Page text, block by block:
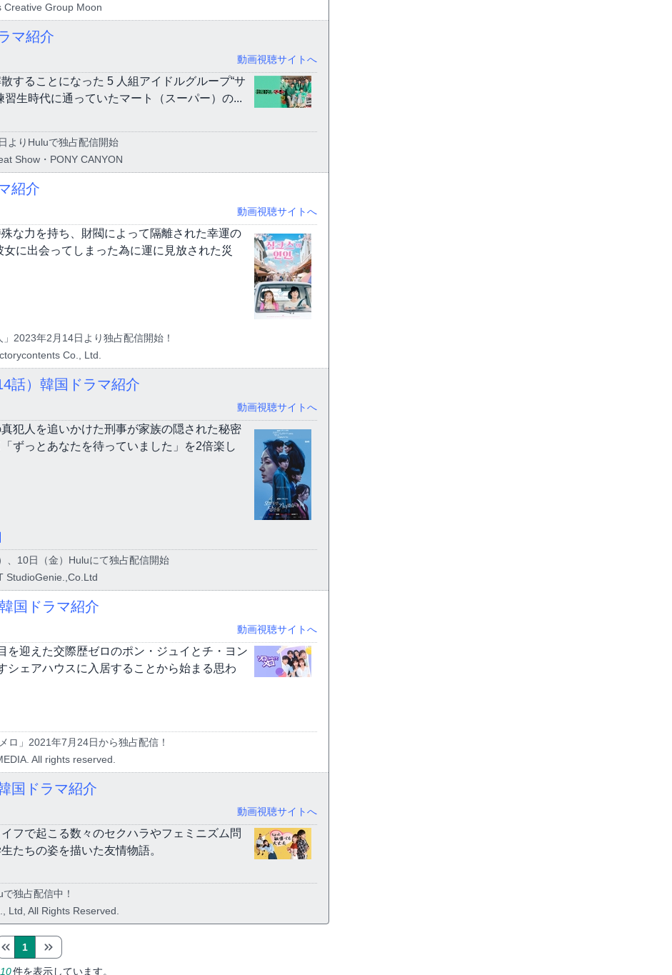
Creative Group Moon
マ紹介
動画視聴サイトへ
することになった 5 人組アイドルグループ“サ
生時代に通っていたマート（スーパー）の...
よりHuluで独占配信開始
Show・PONY CANYON
紹介
動画視聴サイトへ
な力を持ち、財閥によって隔離された幸運の
に出会ってしまった為に運に見放された災
2023年2月14日より独占配信開始！
Co., Ltd.
話）韓国ドラマ紹介
動画視聴サイトへ
犯人を追いかけた刑事が家族の隠された秘密
ずっとあなたを待っていました」を2倍楽し
、10日（金）Huluにて独占配信開始
StudioGenie.,Co.Ltd
国ドラマ紹介
動画視聴サイトへ
迎えた交際歴ゼロのポン・ジュイとチ・ヨン
シェアハウスに入居することから始まる思わ
ロ」2021年7月24日から独占配信！
All rights reserved.
国ドラマ紹介
動画視聴サイトへ
フで起こる数々のセクハラやフェミニズム問
たちの姿を描いた友情物語。
で独占配信中！
Ltd, All Rights Reserved.
10件を表示しています。
1